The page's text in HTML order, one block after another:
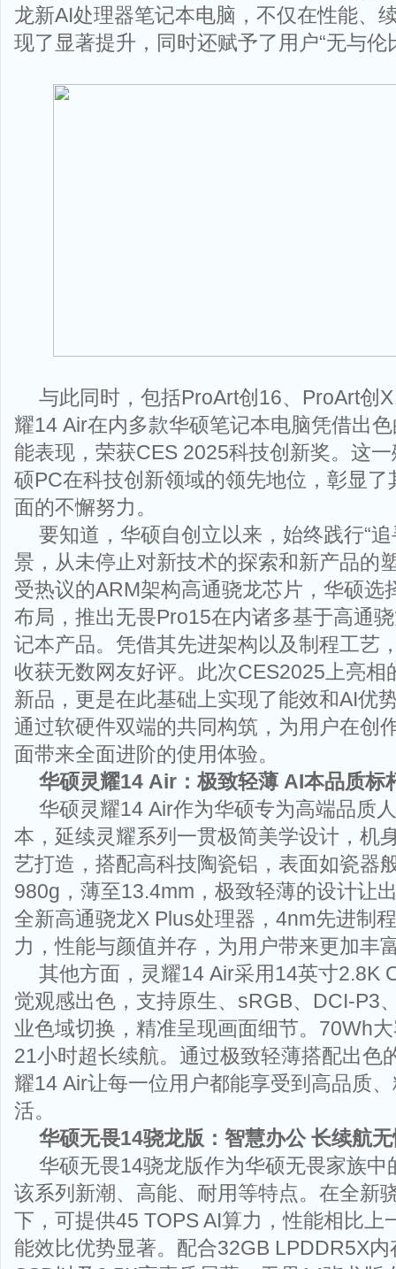
龙新AI处理器笔记本电脑，不仅在性能、
现了显著提升，同时还赋予了用户“无与伦
与此同时，包括ProArt创16、ProArt创
耀14 Air在内多款华硕笔记本电脑凭借出
能表现，荣获CES 2025科技创新奖。这
硕PC在科技创新领域的领先地位，彰显
面的不懈努力。
要知道，华硕自创立以来，始终践行“
景，从未停止对新技术的探索和新产品的
受热议的ARM架构高通骁龙芯片，华硕选
布局，推出无畏Pro15在内诸多基于高通
记本产品。凭借其先进架构以及制程工艺
收获无数网友好评。此次CES2025上亮相
新品，更是在此基础上实现了能效和AI优
通过软硬件双端的共同构筑，为用户在创
面带来全面进阶的使用体验。
华硕灵耀14 Air ：极致轻薄 AI本品质标
华硕灵耀14 Air作为华硕专为高端品质
本，延续灵耀系列一贯极简美学设计，机
艺打造，搭配高科技陶瓷铝，表面如瓷器
980g，薄至13.4mm，极致轻薄的设计让
全新高通骁龙X Plus处理器，4nm先进制
力，性能与颜值并存，为用户带来更加丰
其他方面，灵耀14 Air采用14英寸2.8K
觉观感出色，支持原生、sRGB、DCI-P3
业色域切换，精准呈现画面细节。70Wh
21小时超长续航。通过极致轻薄搭配出色
耀14 Air让每一位用户都能享受到高品质
活。
华硕无畏14骁龙版： 智慧办公 长续航
华硕无畏14骁龙版作为华硕无畏家族中
该系列新潮、高能、耐用等特点。在全新
下，可提供45 TOPS AI算力，性能相比上
能效比优势显著。配合32GB LPDDR5X